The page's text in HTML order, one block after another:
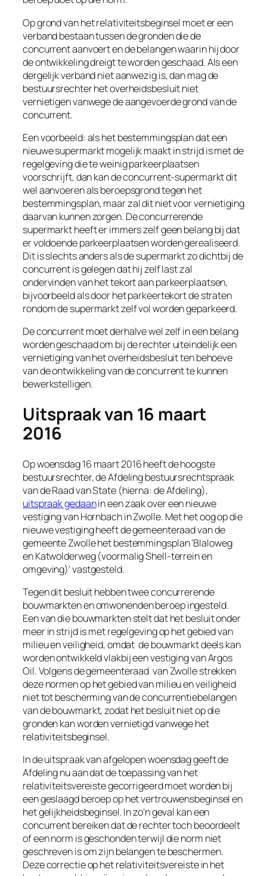
Op grond van het relativiteitsbeginsel moet er een
verband bestaan tussen de gronden die de
concurrent aanvoert en de belangen waarin hij door
de ontwikkeling dreigt te worden geschaad. Als een
dergelijk verband niet aanwezig is, dan mag de
bestuursrechter het overheidsbesluit niet
vernietigen vanwege de aangevoerde grond van de
concurrent.
Een voorbeeld: als het bestemmingsplan dat een
nieuwe supermarkt mogelijk maakt in strijd is met de
regelgeving die te weinig parkeerplaatsen
voorschrijft, dan kan de concurrent-supermarkt dit
wel aanvoeren als beroepsgrond tegen het
bestemmingsplan, maar zal dit niet voor vernietiging
daarvan kunnen zorgen. De concurrerende
supermarkt heeft er immers zelf geen belang bij dat
er voldoende parkeerplaatsen worden gerealiseerd.
Dit is slechts anders als de supermarkt zo dichtbij de
concurrent is gelegen dat hij zelf last zal
ondervinden van het tekort aan parkeerplaatsen,
bijvoorbeeld als door het parkeertekort de straten
rondom de supermarkt zelf vol worden geparkeerd.
De concurrent moet derhalve wel zelf in een belang
worden geschaad om bij de rechter uiteindelijk een
vernietiging van het overheidsbesluit ten behoeve
van de ontwikkeling van de concurrent te kunnen
bewerkstelligen.
Uitspraak van 16 maart
2016
Op woensdag 16 maart 2016 heeft de hoogste
bestuursrechter, de Afdeling bestuursrechtspraak
van de Raad van State (hierna: de Afdeling),
uitspraak gedaanin een zaak over een nieuwe
vestiging van Hornbach in Zwolle. Met het oog op die
nieuwe vestiging heeft de gemeenteraad van de
gemeente Zwolle het bestemmingsplan ‘Blaloweg
en Katwolderweg (voormalig Shell-terrein en
omgeving)’ vastgesteld.
Tegen dit besluit hebben twee concurrerende
bouwmarkten en omwonenden beroep ingesteld.
Een van die bouwmarkten stelt dat het besluit onder
meer in strijd is met regelgeving op het gebied van
milieu en veiligheid, omdat de bouwmarkt deels kan
worden ontwikkeld vlakbij een vestiging van Argos
Oil. Volgens de gemeenteraad van Zwolle strekken
deze normen op het gebied van milieu en veiligheid
niet tot bescherming van de concurrentiebelangen
van de bouwmarkt, zodat het besluit niet op die
gronden kan worden vernietigd vanwege het
relativiteitsbeginsel.
In de uitspraak van afgelopen woensdag geeft de
Afdeling nu aan dat de toepassing van het
relativiteitsvereiste gecorrigeerd moet worden bij
een geslaagd beroep op het vertrouwensbeginsel en
het gelijkheidsbeginsel. In zo’n geval kan een
concurrent bereiken dat de rechter toch beoordeelt
of een norm is geschonden terwijl die norm niet
geschreven is om zijn belangen te beschermen.
Deze correctie op het relativiteitsvereiste in het